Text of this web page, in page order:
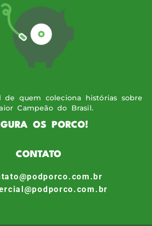
de quem coleciona histórias sobre
Campeão do Brasil.
OS PORCO!
CONTATO